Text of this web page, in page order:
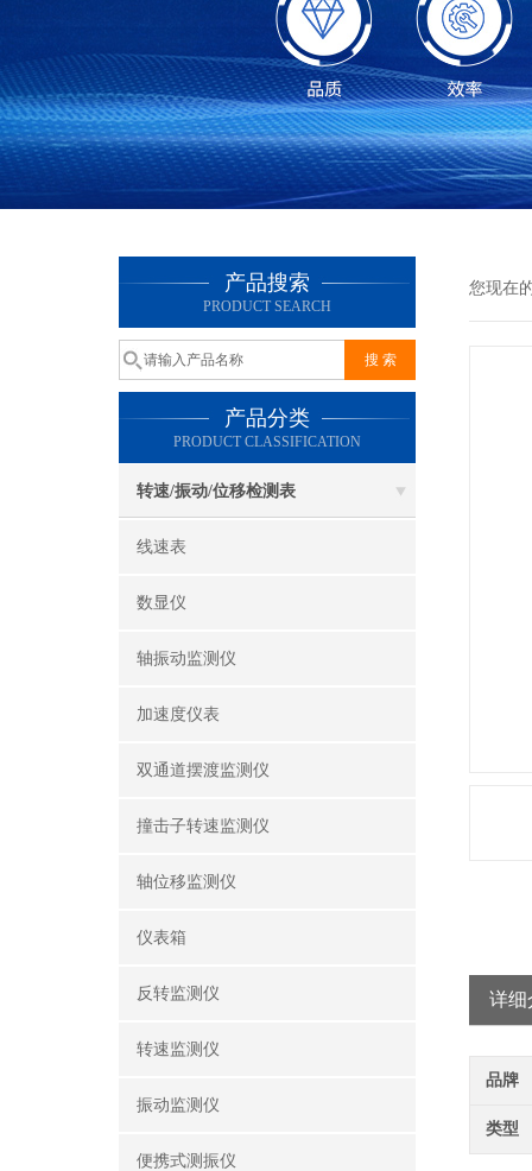
产品搜索
PRODUCT SEARCH
产品分类
PRODUCT CLASSIFICATION
转速/振动/位移检测表
线速表
数显仪
轴振动监测仪
加速度仪表
双通道摆渡监测仪
撞击子转速监测仪
轴位移监测仪
仪表箱
反转监测仪
转速监测仪
振动监测仪
便携式测振仪
您现在
详细
品牌
类型